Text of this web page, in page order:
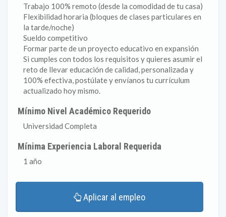
Trabajo 100% remoto (desde la comodidad de tu casa)
Flexibilidad horaria (bloques de clases particulares en
la tarde/noche)
Sueldo competitivo
Formar parte de un proyecto educativo en expansión
Si cumples con todos los requisitos y quieres asumir el
reto de llevar educación de calidad, personalizada y
100% efectiva, postúlate y envíanos tu currículum
actualizado hoy mismo.
Mínimo Nivel Académico Requerido
Universidad Completa
Mínima Experiencia Laboral Requerida
1 año
Aplicar al empleo